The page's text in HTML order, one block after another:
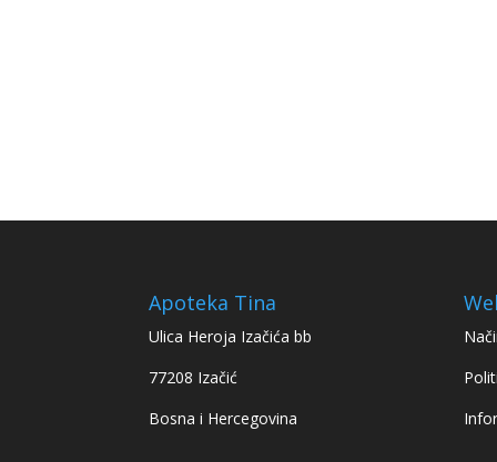
Apoteka Tina
Ulica Heroja Izačića bb
77208 Izačić
Bosna i Hercegovina